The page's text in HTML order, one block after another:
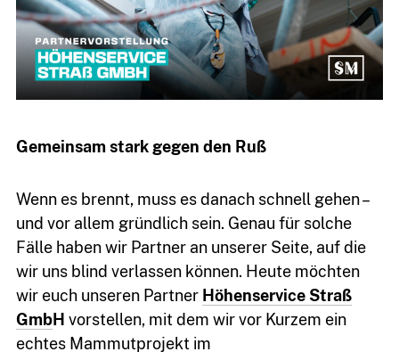
Gemeinsam stark gegen den Ruß
Wenn es brennt, muss es danach schnell gehen –
und vor allem gründlich sein. Genau für solche
Fälle haben wir Partner an unserer Seite, auf die
wir uns blind verlassen können. Heute möchten
wir euch unseren Partner Höhenservice Straß
GmbH vorstellen, mit dem wir vor Kurzem ein
echtes Mammutprojekt im